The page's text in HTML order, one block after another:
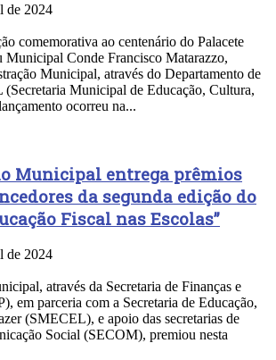
de 2024
comemorativa ao centenário do Palacete
Municipal Conde Francisco Matarazzo,
Municipal, através do Departamento de
Municipal de Educação, Cultura,
ocorreu na...
Municipal entrega prêmios
da segunda edição do
Fiscal nas Escolas”
de 2024
através da Secretaria de Finanças e
em parceria com a Secretaria de Educação,
(SMECEL), e apoio das secretarias de
Social (SECOM), premiou nesta